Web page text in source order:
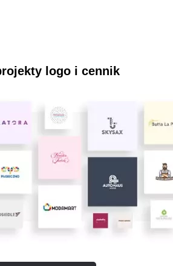
logo i cennik